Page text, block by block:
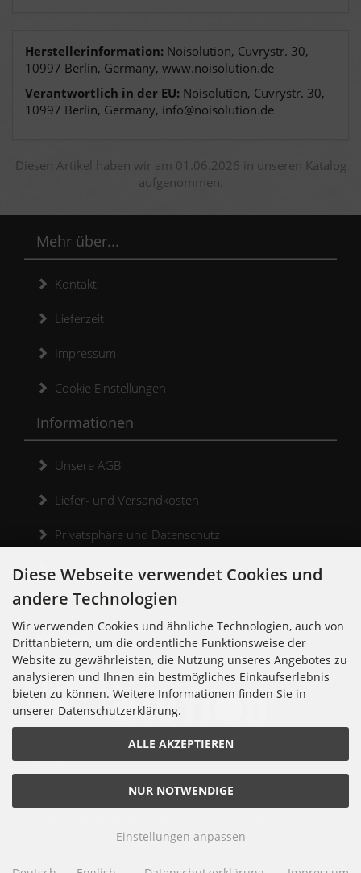
Herstellerinformation: Noisolution, Cuvrystr. 30,
10997 Berlin, Germany, www.noisolution.de
Verantwortlich in der EU: Noisolution, Cuvrystr. 30,
10997 Berlin, Germany, info@noisolution.de
Diesen Artikel haben wir am 01.06.2026 in unseren Katalog
aufgenommen.
Mehr über...
Kontakt
Lieferzeit
Impressum
Cookie Einstellungen
Informationen
Unsere AGB
Liefer- und Versandkosten
Privatsphäre und Datenschutz
Widerrufsrecht
Widerrufsformular
Kontakt
10997 Berlin
E-Mail: order[at]noisolution[punkt]de
modified eCommerce Shopsoftware © 2009-2026
Diese Webseite verwendet Cookies und
andere Technologien
Wir verwenden Cookies und ähnliche Technologien, auch von
Drittanbietern, um die ordentliche Funktionsweise der
Website zu gewährleisten, die Nutzung unseres Angebotes zu
analysieren und Ihnen ein bestmögliches Einkaufserlebnis
bieten zu können. Weitere Informationen finden Sie in
unserer Datenschutzerklärung.
ALLE AKZEPTIEREN
NUR NOTWENDIGE
Einstellungen anpassen